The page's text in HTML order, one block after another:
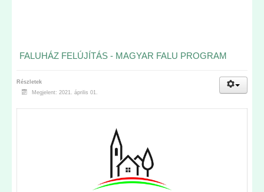
FALUHÁZ FELÚJÍTÁS - MAGYAR FALU PROGRAM
Részletek
Megjelent: 2021. április 01.